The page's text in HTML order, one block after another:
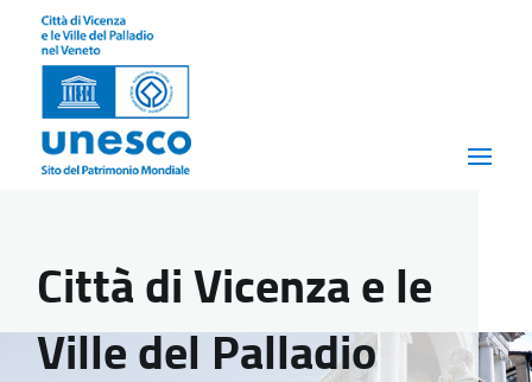
Città di Vicenza e le
Ville del Palladio